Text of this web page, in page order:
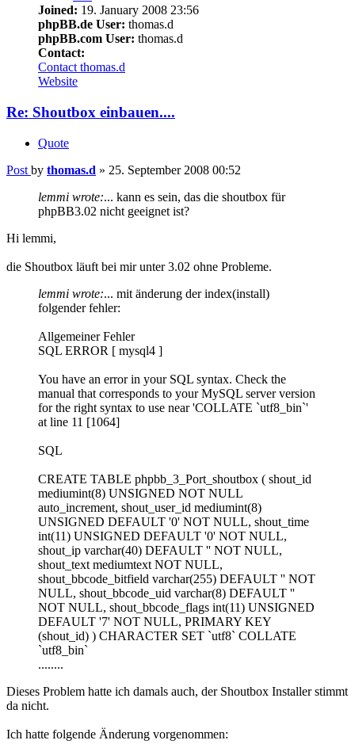
Joined: 19. January 2008 23:56
phpBB.de User: thomas.d
phpBB.com User: thomas.d
Contact:
Contact thomas.d
Website
Re: Shoutbox einbauen....
Quote
Post by thomas.d » 25. September 2008 00:52
lemmi wrote:... kann es sein, das die shoutbox für
phpBB3.02 nicht geeignet ist?
Hi lemmi,
die Shoutbox läuft bei mir unter 3.02 ohne Probleme.
lemmi wrote:... mit änderung der index(install)
folgender fehler:
Allgemeiner Fehler
SQL ERROR [ mysql4 ]
You have an error in your SQL syntax. Check the
manual that corresponds to your MySQL server version
for the right syntax to use near 'COLLATE `utf8_bin`'
at line 11 [1064]
SQL
CREATE TABLE phpbb_3_Port_shoutbox ( shout_id
mediumint(8) UNSIGNED NOT NULL
auto_increment, shout_user_id mediumint(8)
UNSIGNED DEFAULT '0' NOT NULL, shout_time
int(11) UNSIGNED DEFAULT '0' NOT NULL,
shout_ip varchar(40) DEFAULT '' NOT NULL,
shout_text mediumtext NOT NULL,
shout_bbcode_bitfield varchar(255) DEFAULT '' NOT
NULL, shout_bbcode_uid varchar(8) DEFAULT ''
NOT NULL, shout_bbcode_flags int(11) UNSIGNED
DEFAULT '7' NOT NULL, PRIMARY KEY
(shout_id) ) CHARACTER SET `utf8` COLLATE
`utf8_bin`
........
Dieses Problem hatte ich damals auch, der Shoutbox Installer stimmt
da nicht.
Ich hatte folgende Änderung vorgenommen: